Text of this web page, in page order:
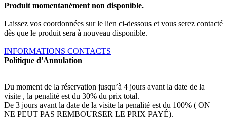
Produit momentanément non disponible.
Laissez vos coordonnées sur le lien ci-dessous et vous serez contacté
dès que le produit sera à nouveau disponible.
INFORMATIONS CONTACTS
Politique d'Annulation
Du moment de la réservation jusqu’à 4 jours avant la date de la
visite , la penalité est du 30% du prix total.
De 3 jours avant la date de la visite la penalité est du 100% ( ON
NE PEUT PAS REMBOURSER LE PRIX PAYÉ).